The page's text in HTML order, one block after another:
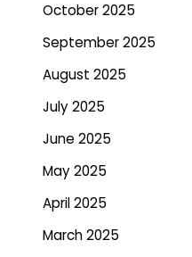
October 2025
September 2025
August 2025
July 2025
June 2025
May 2025
April 2025
March 2025